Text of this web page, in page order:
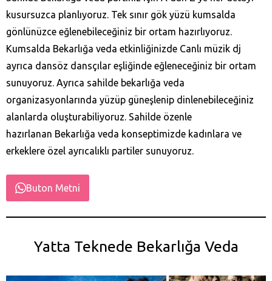
kusursuzca planlıyoruz. Tek sınır gök yüzü kumsalda
gönlünüzce eğlenebileceğiniz bir ortam hazırlıyoruz.
Kumsalda Bekarlığa veda etkinliğinizde Canlı müzik dj
ayrıca dansöz dansçılar eşliğinde eğleneceğiniz bir ortam
sunuyoruz. Ayrıca sahilde bekarlığa veda
organizasyonlarında yüzüp güneşlenip dinlenebileceğiniz
alanlarda oluşturabiliyoruz. Sahilde özenle
hazırlanan Bekarlığa veda konseptimizde kadınlara ve
erkeklere özel ayrıcalıklı partiler sunuyoruz.
Buton Metni
Yatta Teknede Bekarlığa Veda